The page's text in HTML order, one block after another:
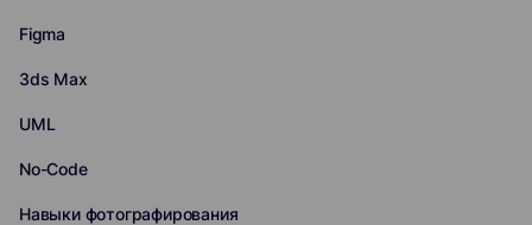
Figma
3ds Max
UML
No-Code
Навыки фотографирования